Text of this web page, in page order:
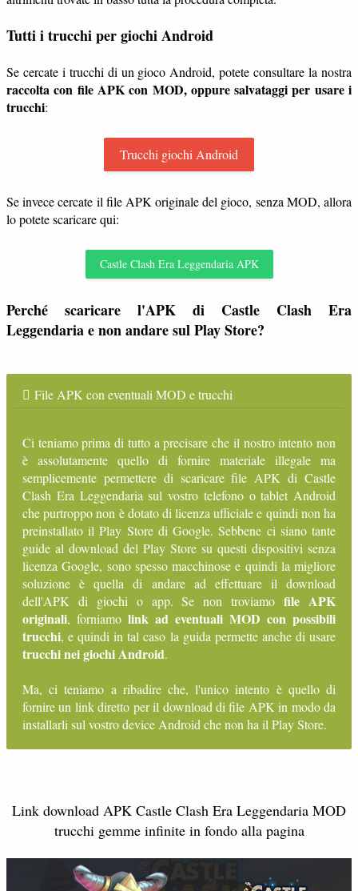
Tutti i trucchi per giochi Android
Se cercate i trucchi di un gioco Android, potete consultare la nostra
raccolta con file APK con MOD, oppure salvataggi per usare i
trucchi:
Trucchi giochi Android
Se invece cercate il file APK originale del gioco, senza MOD, allora
lo potete scaricare qui:
Castle Clash Era Leggendaria APK
Perché scaricare l'APK di Castle Clash Era
Leggendaria e non andare sul Play Store?
File APK con eventuali MOD e trucchi
Ci teniamo prima di tutto a precisare che il nostro intento non
è assolutamente quello di fornire materiale illegale ma
semplicemente permettere di scaricare file APK di Castle
Clash Era Leggendaria sul vostro telefono o tablet Android
che purtroppo non è dotato di licenza ufficiale e quindi non ha
preinstallato il Play Store di Google. Sebbene ci siano tante
guide al download del Play Store su questi dispositivi senza
licenza Google, sono spesso macchinose e quindi la migliore
soluzione è quella di andare ad effettuare il download
dell'APK di giochi o app. Se non troviamofile APK
originali, forniamo link ad eventuali MOD con possibili
trucchi, e quindi in tal caso la guida permette anche di usare
trucchi nei giochi Android.
Ma, ci teniamo a ribadire che, l'unico intento è quello di
fornire un link diretto per il download di file APK in modo da
installarli sul vostro device Android che non ha il Play Store.
Link download APK Castle Clash Era Leggendaria MOD
trucchi gemme infinite in fondo alla pagina